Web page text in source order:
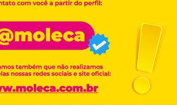
LOJAS FÍSICAS